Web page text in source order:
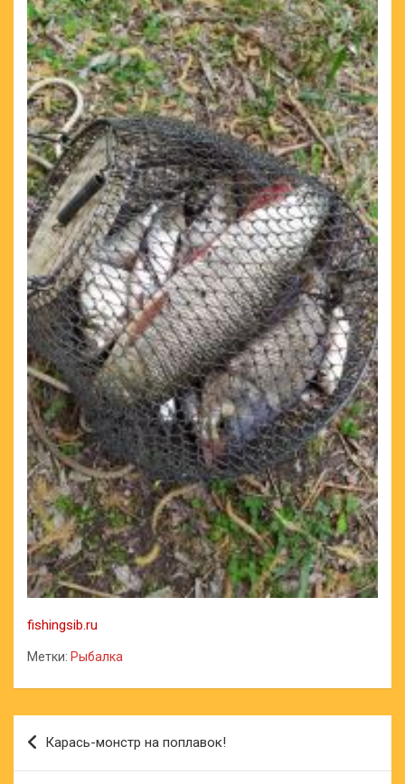
fishingsib.ru
Метки: Рыбалка
Навигация
по
Карась-монстр на поплавок!